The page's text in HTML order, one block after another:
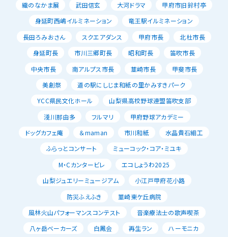
織のなかま展
武田信玄 大河ドラマ
甲府市旧鈴村亭
身延町西嶋イルミネーション
竜王駅イルミネーション
長田ろみおさん
スクエアダンス 甲府市長
北杜市長
身延町長
市川三郷町長 昭和町長
笛吹市長
中央市長
南アルプス市長 韮崎市長
甲斐市長
美創祭
道の駅にしじま和紙の里かみすきパーク
YCC県民文化ホール
山梨県高校野球連盟笛吹支部
淺川那由多
フルマリ
甲府野球アカデミー
ドッグカフェ庵
＆maman 市川和紙
水晶貴石細工
ふらっとコンサート
ミューコック・コア・ミユキ
M・Cカンタービレ
エコしょうわ2025
山梨ジュエリーミュージアム
小江戸甲府花小路
防災ふえふき
韮崎東ケ丘病院
風林火山パフォーマンスコンテスト
音楽療法士の歌声喫茶
八ヶ岳ベーカーズ
白鳳会 再生ラン
ハーモニカ